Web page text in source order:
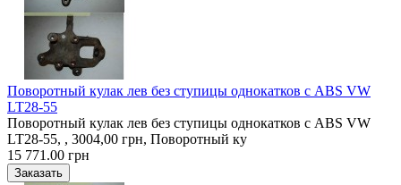
Поворотный кулак лев без ступицы однокатков с ABS VW
LT28-55
Поворотный кулак лев без ступицы однокатков с ABS VW
LT28-55, , 3004,00 грн, Поворотный ку
15 771.00 грн